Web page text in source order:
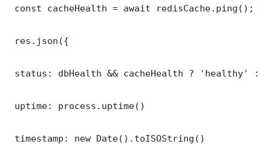
const cacheHealth = await redisCache.ping();
res.json({
status: dbHealth && cacheHealth ? 'healthy' :
uptime: process.uptime()
timestamp: new Date().toISOString()